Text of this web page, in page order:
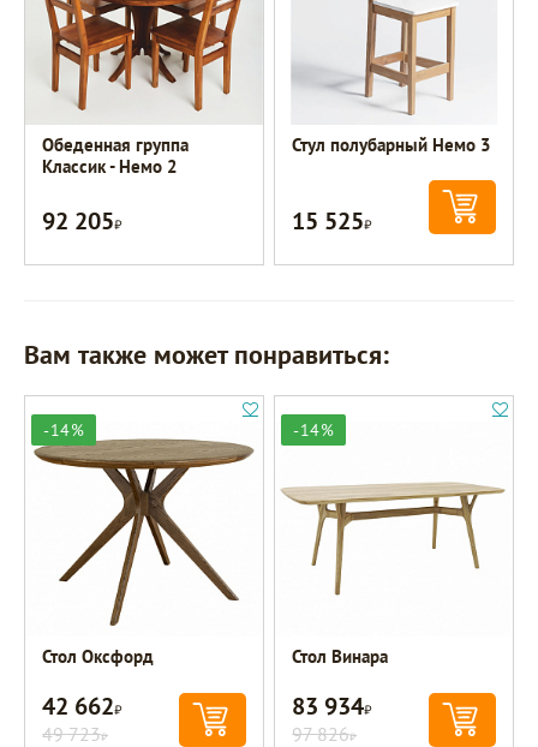
Обеденная группа
Классик - Немо 2
92 205Р
Стул полубарный Немо 3
15 525Р
Вам также может понравиться:
-14%
Стол Оксфорд
42 662Р
49 723Р
-14%
Стол Винара
83 934Р
97 826Р